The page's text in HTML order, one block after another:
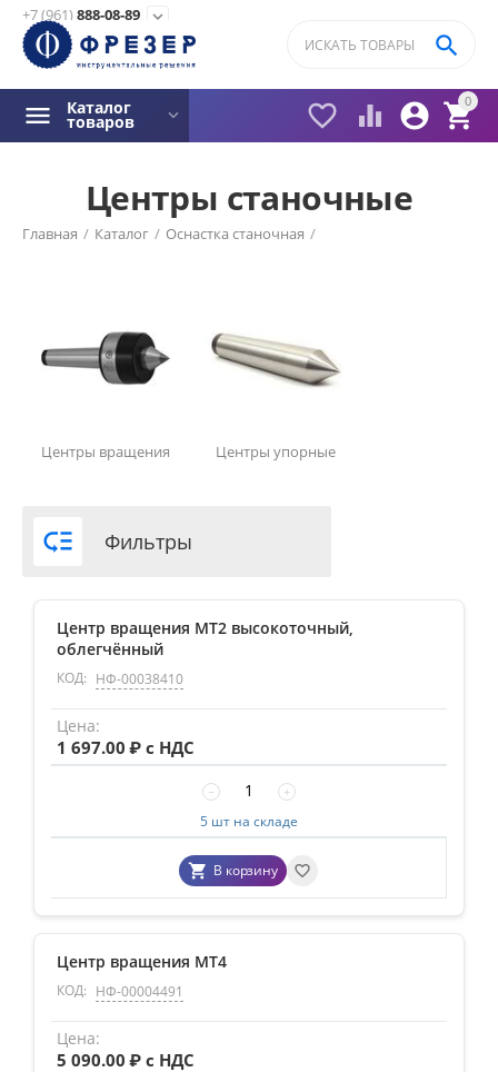
+7 (961)888-08-89 expand_more
0


 

Каталог
товаров
Фильтры товаров
₽ с НДС
Центры станочные
Главная / Каталог / Оснастка станочная /
Центры вращения Центры упорные
 Фильтры
Центр вращения MT2 высокоточный,
облегчённый
КОД: НФ-00038410
1 697.00 ₽ с НДС
+
−
5 шт на складе
В корзину
Центр вращения MT4
КОД: НФ-00004491
5 090.00 ₽ с НДС